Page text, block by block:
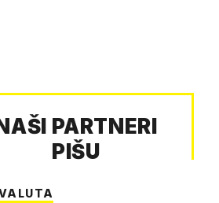
PARTNERI
PIŠU